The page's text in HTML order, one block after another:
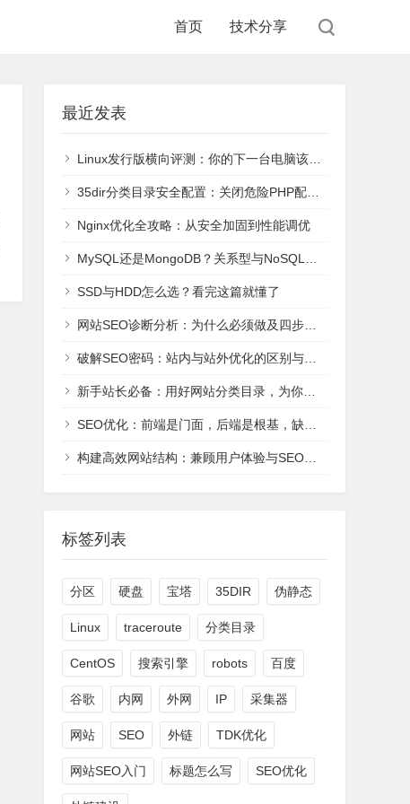
首页 技术分享
最近发表
Linux发行版横向评测：你的下一台电脑该装哪个？
35dir分类目录安全配置：关闭危险PHP配置register_globals和safe_mode
Nginx优化全攻略：从安全加固到性能调优
MySQL还是MongoDB？关系型与NoSQL六大主流数据库核心解析与选型
SSD与HDD怎么选？看完这篇就懂了
网站SEO诊断分析：为什么必须做及四步系统化操作法
破解SEO密码：站内与站外优化的区别与协同策略
新手站长必备：用好网站分类目录，为你的新站快速引流
SEO优化：前端是门面，后端是根基，缺一不可
构建高效网站结构：兼顾用户体验与SEO友好的双赢策略
标签列表
分区 硬盘 宝塔 35DIR 伪静态
Linux traceroute 分类目录
CentOS 搜索引擎 robots 百度
谷歌 内网 外网 IP 采集器
网站 SEO 外链 TDK优化
网站SEO入门 标题怎么写 SEO优化